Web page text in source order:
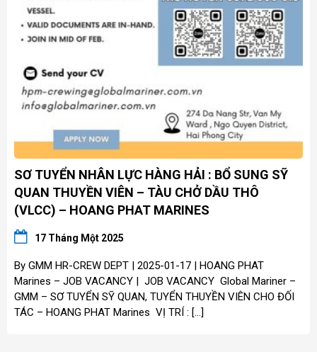
SƠ TUYỂN NHÂN LỰC HÀNG HẢI : BỔ SUNG SỸ
QUAN THUYỀN VIÊN – TÀU CHỞ DẦU THÔ
(VLCC) – HOANG PHAT MARINES
17 Tháng Một 2025
By GMM HR-CREW DEPT | 2025-01-17 | HOANG PHAT
Marines – JOB VACANCY | JOB VACANCY Global Mariner –
GMM – SƠ TUYỂN SỸ QUAN, TUYỂN THUYỀN VIÊN CHO ĐỐI
TÁC – HOANG PHAT Marines VỊ TRÍ : […]